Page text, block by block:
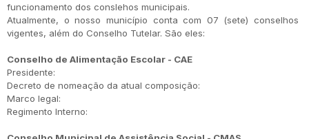
funcionamento dos conslehos municipais.
Atualmente, o nosso município conta com 07 (sete) conselhos
vigentes, além do Conselho Tutelar. São eles:
Conselho de Alimentação Escolar - CAE
Presidente:
Decreto de nomeação da atual composição:
Marco legal:
Regimento Interno: